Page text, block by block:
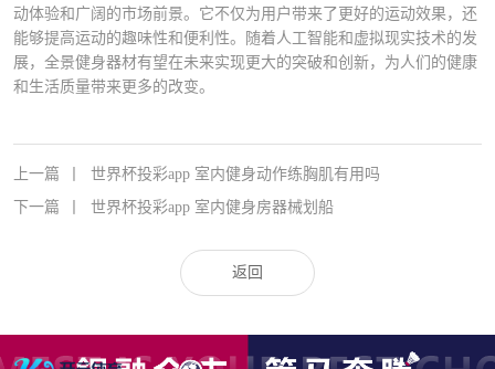
动体验和广阔的市场前景。它不仅为用户带来了更好的运动效果，还
能够提高运动的趣味性和便利性。随着人工智能和虚拟现实技术的发
展，全景健身器材有望在未来实现更大的突破和创新，为人们的健康
和生活质量带来更多的改变。
上一篇
世界杯投彩app 室内健身动作练胸肌有用吗
下一篇
世界杯投彩app 室内健身房器械划船
返回